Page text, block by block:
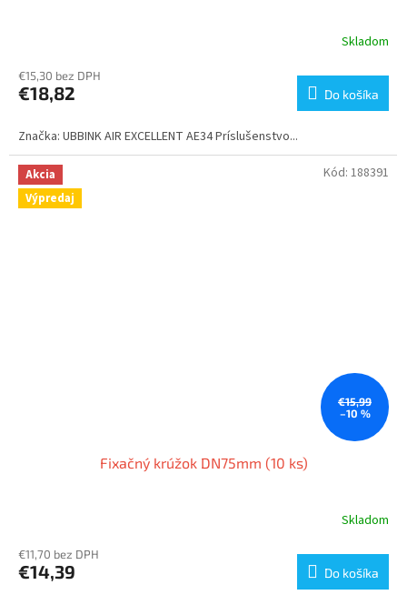
Skladom
€15,30 bez DPH
€18,82 Do košíka
Značka: UBBINK AIR EXCELLENT AE34 Príslušenstvo...
Akcia
Výpredaj
€15,99
–10 %
Fixačný krúžok DN75mm (10 ks)
Skladom
€11,70 bez DPH
€14,39 Do košíka
Kód: 188391